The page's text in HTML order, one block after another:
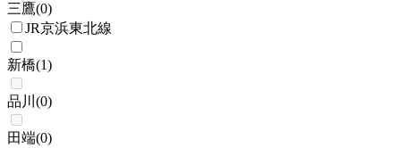
三鷹(0)
JR京浜東北線
新橋(1)
品川 (0)
田端(0)